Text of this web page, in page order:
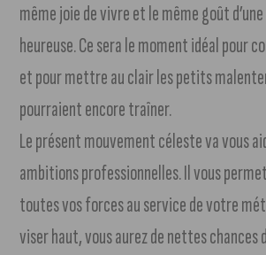
même joie de vivre et le même goût
heureuse. Ce sera le moment idéal pour
et pour mettre au clair les petits
pourraient encore traîner.
Le présent mouvement céleste va vous
ambitions professionnelles. Il vous
toutes vos forces au service de votre
viser haut, vous aurez de nettes chances